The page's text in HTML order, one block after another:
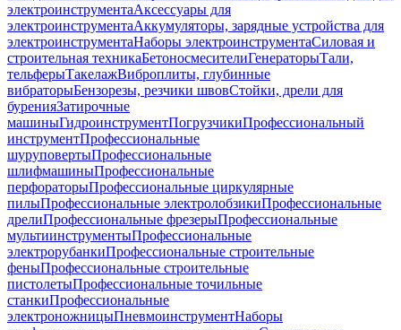
электроинструментаАксессуары для
электроинструментаАккумуляторы, зарядные устройства для
электроинструментаНаборы электроинструментаСиловая и
строительная техникаБетоносмесителиГенераторыТали,
тельферыТакелажВиброплиты, глубинные
вибраторыБензорезы, резчики швовСтойки, дрели для
буренияЗатирочные
машиныГидроинструментПогрузчикиПрофессиональный
инструментПрофессиональные
шуруповертыПрофессиональные
шлифмашиныПрофессиональные
перфораторыПрофессиональные циркулярные
пилыПрофессиональные электролобзикиПрофессиональные
дрелиПрофессиональные фрезерыПрофессиональные
мультиинструментыПрофессиональные
электрорубанкиПрофессиональные строительные
феныПрофессиональные строительные
пистолетыПрофессиональные точильные
станкиПрофессиональные
электроножницыПневмоинструментНаборы